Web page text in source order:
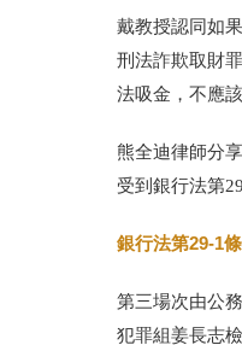
戴教授認同如
刑法詐欺取財
法吸金，不應
熊全迪律師分
受到銀行法第
銀行法第29-1
第三場次由公
犯罪組姜長志